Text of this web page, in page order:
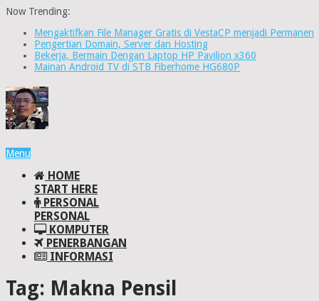
Now Trending:
Mengaktifkan File Manager Gratis di VestaCP menjadi Permanen
Pengertian Domain, Server dan Hosting
Bekerja, Bermain Dengan Laptop HP Pavilion x360
Mainan Android TV di STB Fiberhome HG680P
Menu
HOME
START HERE
PERSONAL
PERSONAL
KOMPUTER
PENERBANGAN
INFORMASI
Tag: Makna Pensil